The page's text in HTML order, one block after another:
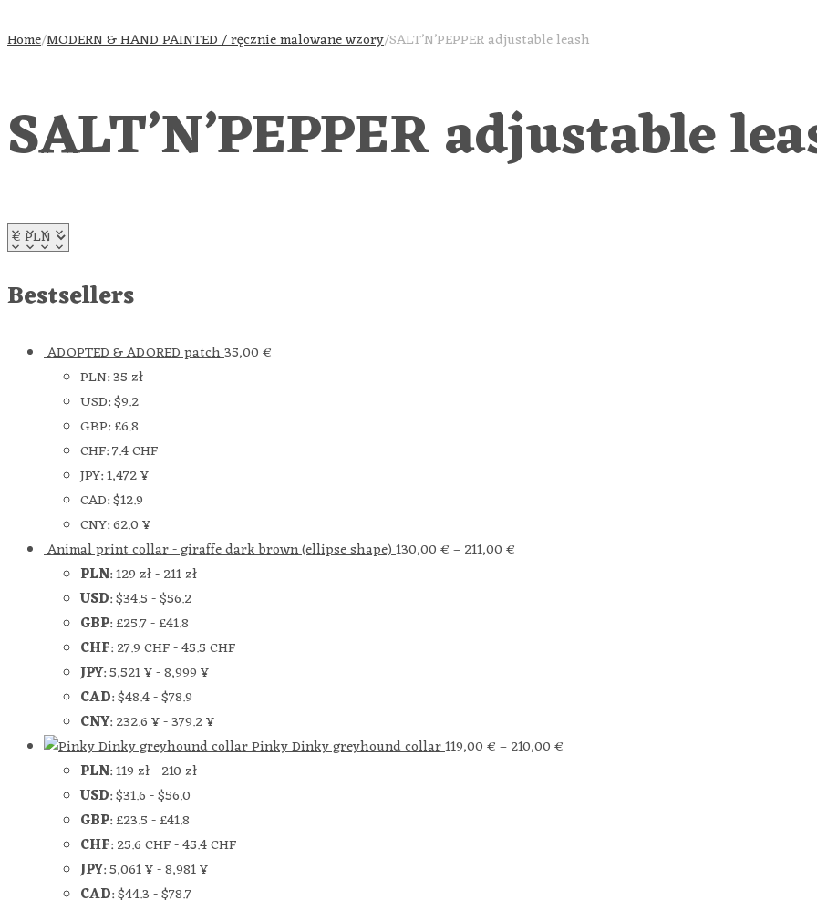
Home/MODERN & HAND PAINTED / ręcznie malowane wzory/SALT’N’PEPPER adjustable leash
SALT’N’PEPPER adjustable
Bestsellers
ADOPTED & ADORED patch35,00€
PLN:35 zł
USD:$9.2
GBP:£6.8
CHF:7.4 CHF
JPY:1,472 ¥
CAD:$12.9
CNY:62.0 ¥
Animal print collar - giraffe dark brown (ellipse shape)130,00€–211,00€
PLN:129 zł-211 zł
USD:$34.5-$56.2
GBP:£25.7-£41.8
CHF:27.9 CHF-45.5 CHF
JPY:5,521 ¥-8,999 ¥
CAD:$48.4-$78.9
CNY:232.6 ¥-379.2 ¥
Pinky Dinky greyhound collar119,00€–210,00€
PLN:119 zł-210 zł
USD:$31.6-$56.0
GBP:£23.5-£41.8
CHF:25.6 CHF-45.4 CHF
JPY:5,061 ¥-8,981 ¥
CAD:$44.3-$78.7